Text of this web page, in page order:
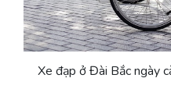
Xe đạp ở Đài Bắc ngày